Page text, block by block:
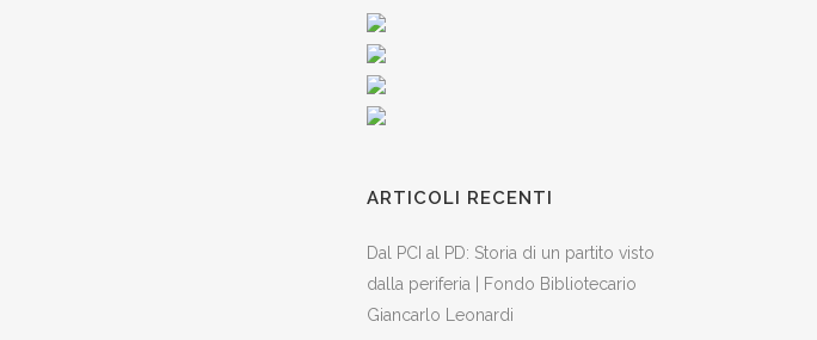
ARTICOLI RECENTI
Dal PCI al PD: Storia di un partito visto
dalla periferia | Fondo Bibliotecario
Giancarlo Leonardi